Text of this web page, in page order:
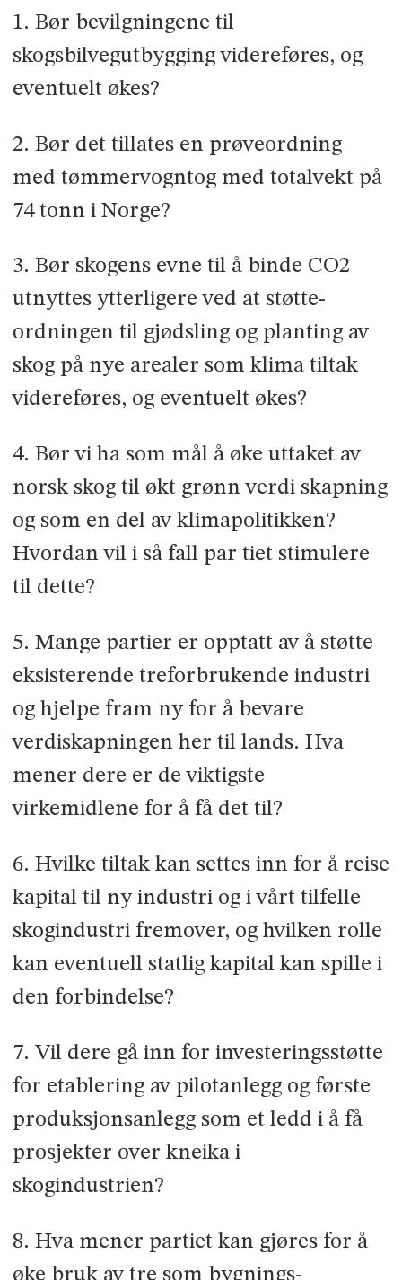
1. Bør bevilgningene til
skogsbilvegutbygging videreføres, og
eventuelt økes?
2. Bør det tillates en prøveordning
med tømmervogntog med totalvekt på
74 tonn i Norge?
3. Bør skogens evne til å binde CO2
utnyttes ytterligere ved at støtte­
ordningen til gjødsling og planting av
skog på nye arealer som klima­ tiltak
videreføres, og eventuelt økes?
4. Bør vi ha som mål å øke uttaket av
norsk skog til økt grønn verdi­ skapning
og som en del av klimapolitikken?
Hvordan vil i så fall par­ tiet stimulere
til dette?
5. Mange partier er opptatt av å støtte
eksisterende treforbrukende industri
og hjelpe fram ny for å bevare
verdiskapningen her til lands. Hva
mener dere er de viktigste
virkemidlene for å få det til?
6. Hvilke tiltak kan settes inn for å reise
kapital til ny industri og i vårt tilfelle
skogindustri fremover, og hvilken rolle
kan eventuell statlig kapital kan spille i
den forbindelse?
7. Vil dere gå inn for investeringsstøtte
for etablering av pilotanlegg og første
produksjonsanlegg som et ledd i å få
prosjekter over kneika i
skogindustrien?
8. Hva mener partiet kan gjøres for å
øke bruk av tre som bygnings­